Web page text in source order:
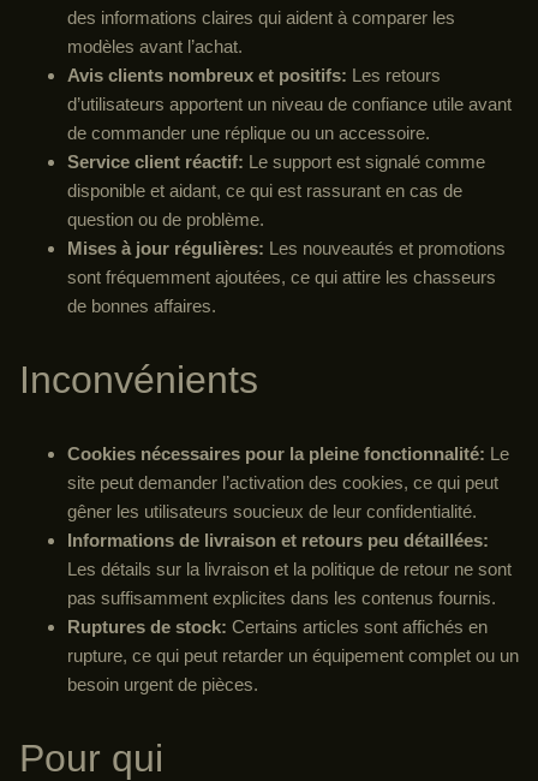
des informations claires qui aident à comparer les
modèles avant l’achat.
Avis clients nombreux et positifs: Les retours
d’utilisateurs apportent un niveau de confiance utile avant
de commander une réplique ou un accessoire.
Service client réactif: Le support est signalé comme
disponible et aidant, ce qui est rassurant en cas de
question ou de problème.
Mises à jour régulières: Les nouveautés et promotions
sont fréquemment ajoutées, ce qui attire les chasseurs
de bonnes affaires.
Inconvénients
Cookies nécessaires pour la pleine fonctionnalité: Le
site peut demander l’activation des cookies, ce qui peut
gêner les utilisateurs soucieux de leur confidentialité.
Informations de livraison et retours peu détaillées:
Les détails sur la livraison et la politique de retour ne sont
pas suffisamment explicites dans les contenus fournis.
Ruptures de stock: Certains articles sont affichés en
rupture, ce qui peut retarder un équipement complet ou un
besoin urgent de pièces.
Pour qui